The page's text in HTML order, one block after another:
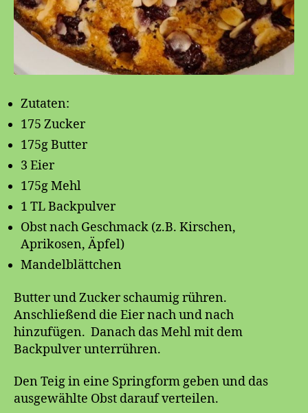
Zutaten:
175 Zucker
175g Butter
3 Eier
175g Mehl
1 TL Backpulver
Obst nach Geschmack (z.B. Kirschen,
Aprikosen, Äpfel)
Mandelblättchen
Butter und Zucker schaumig rühren.
Anschließend die Eier nach und nach
hinzufügen. Danach das Mehl mit dem
Backpulver unterrühren.
Den Teig in eine Springform geben und das
ausgewählte Obst darauf verteilen.